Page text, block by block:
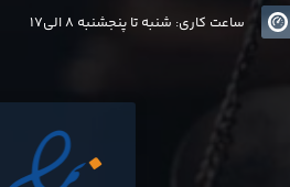
ساعت کاری: شنبه تا پنجشنبه 8 الی17